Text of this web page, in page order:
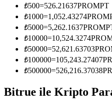
Bilgi
Ticaret bilgileri vb. dahil
₺500=526.21637PROMPT
₺1000=1,052.43274
₺5000=5,262.1637
₺10000=10,524.3274
₺50000=52,621.63703
₺100000=105,243.27407
₺500000=526,216.37038
Bitrue ile Kripto